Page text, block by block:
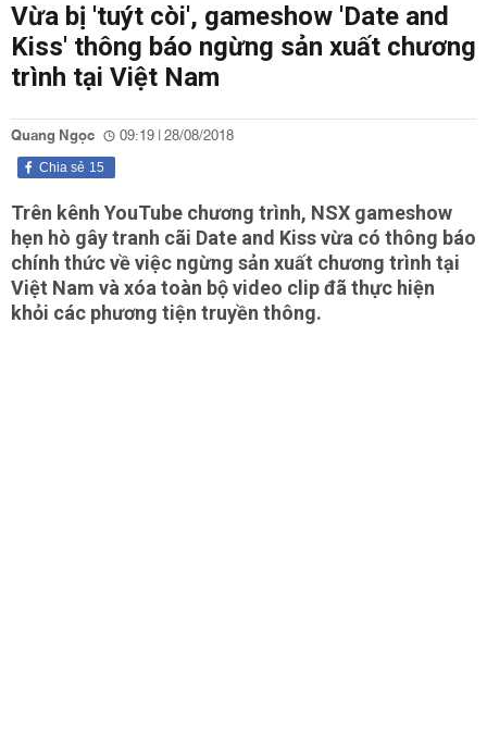
Vừa bị 'tuýt còi', gameshow 'Date and
Kiss' thông báo ngừng sản xuất chương
trình tại Việt Nam
Quang Ngọc 09:19 | 28/08/2018
15
Chia sẻ
Trên kênh YouTube chương trình, NSX gameshow
hẹn hò gây tranh cãi Date and Kiss vừa có thông báo
chính thức về việc ngừng sản xuất chương trình tại
Việt Nam và xóa toàn bộ video clip đã thực hiện
khỏi các phương tiện truyền thông.